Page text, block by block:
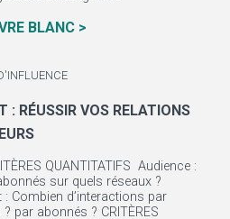
BLANC >
: RÉUSSIR VOS RELATIONS
QUANTITATIFS Audience :
sur quels réseaux ?
: Combien d’interactions par
par abonnés ? CRITÈRES